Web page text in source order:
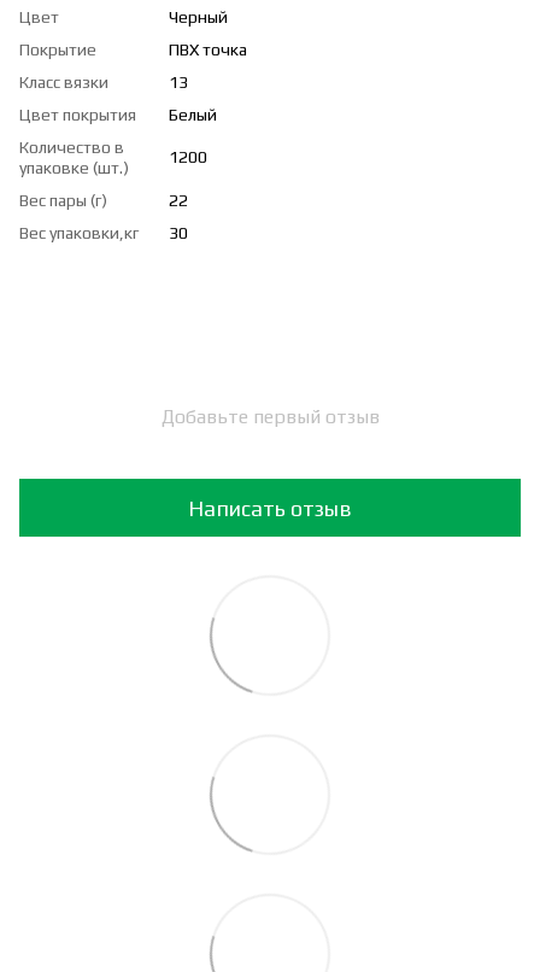
Цвет
Черный
Покрытие
ПВХ точка
Класс вязки
13
Цвет покрытия
Белый
Количество в
упаковке (шт.)
1200
Вес пары (г)
22
Вес упаковки,кг
30
Добавьте первый отзыв
Написать отзыв